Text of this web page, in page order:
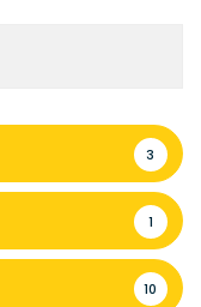
3
1
10